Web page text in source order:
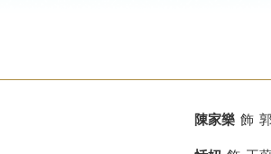
陳家樂飾